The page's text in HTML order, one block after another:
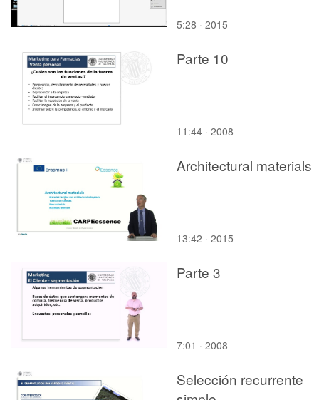
5:28 · 2015
Parte 10
11:44 · 2008
Architectural materials
13:42 · 2015
Parte 3
7:01 · 2008
Selección recurrente